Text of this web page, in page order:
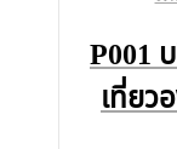
P001
เที่ยว